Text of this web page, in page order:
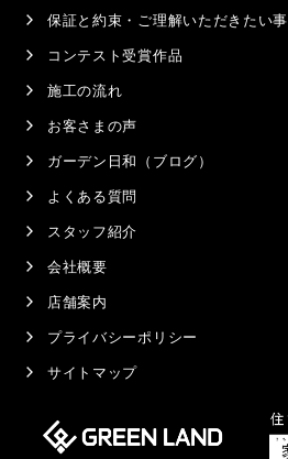
保証と約束・ご理解いただきたい事
コンテスト受賞作品
施工の流れ
お客さまの声
ガーデン日和（ブログ）
よくある質問
スタッフ紹介
会社概要
店舗案内
プライバシーポリシー
サイトマップ